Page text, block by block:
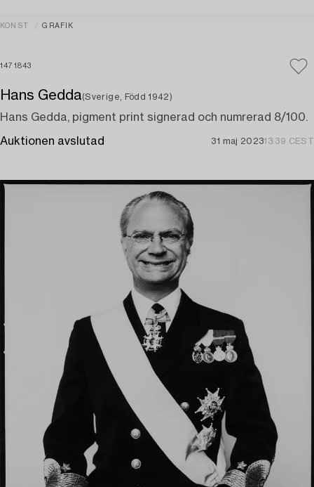
KONST GRAFIK
1471843
Hans Gedda(Sverige, Född 1942)
Hans Gedda, pigment print signerad och numrerad 8/100.
Auktionen avslutad 31 maj 202313:39 CEST